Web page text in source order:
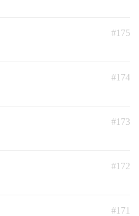
#175
#174
#173
#172
#171